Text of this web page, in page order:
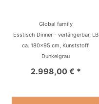
Global family
Esstisch Dinner - verlängerbar, LB
ca. 180x95 cm, Kunststoff,
Dunkelgrau
2.998,00 € *